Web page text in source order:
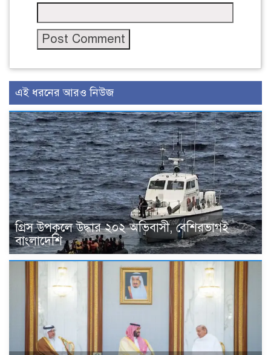
এই ধরনের আরও নিউজ
গ্রিস উপকূলে উদ্ধার ২০২ অভিবাসী, বেশিরভাগই
বাংলাদেশি